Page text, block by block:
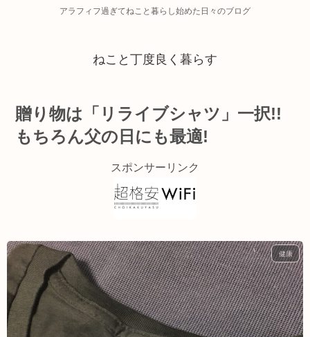
アラフィフ過ぎてねこと暮らし始めた日々のブログ
ねこと丁度良く暮らす
贈り物は「リライブシャツ」一択!!
もちろん父の日にも最適!
スポンサーリンク
健康